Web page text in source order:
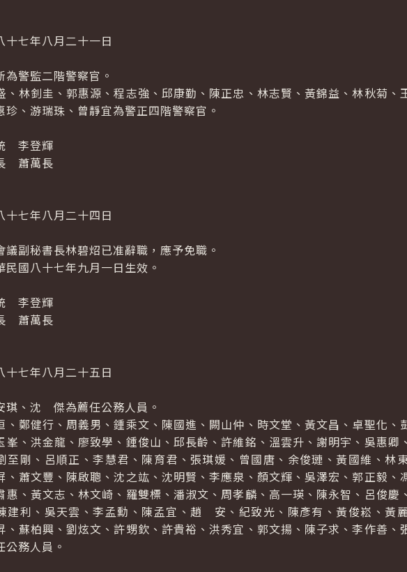
十七年八月二十一日
為警監二階警察官。
、林釗圭、郭惠源、程志強、邱康勤、陳正忠、林志賢、黃錦益、林秋菊、
珍、游瑞珠、曾靜宜為警正四階警察官。
登輝
蕭萬長
十七年八月二十四日
議副秘書長林碧炤已准辭職，應予免職。
民國八十七年九月一日生效。
登輝
蕭萬長
十七年八月二十五日
琪、沈 傑為薦任公務人員。
、鄭健行、周義男、鍾乘文、陳國進、闕山仲、時文堂、黃文昌、卓聖化、
峯、洪金龍、廖致學、鍾俊山、邱長齡、許維銘、溫雲升、謝明宇、吳惠卿
至剛、呂順正、李慧君、陳育君、張琪媛、曾國唐、余俊璉、黃國維、林
、蕭文豐、陳啟聰、沈之竑、沈明賢、李應泉、顏文輝、吳澤宏、郭正毅、
惠、黃文志、林文崎、羅雙標、潘淑文、周孝麟、高一瑛、陳永智、呂俊慶
建利、吳天雲、李孟勳、陳孟宜、趙 安、紀致光、陳彥有、黃俊崧、黃
、蘇柏興、劉炫文、許甥欽、許貴裕、洪秀宜、郭文揚、陳子求、李作善、
公務人員。